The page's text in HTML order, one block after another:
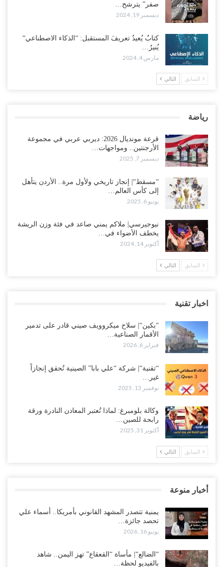
صفر” يترشح…
ديسمبر 19, 2024
كتابٌ يُعيدُ تعريفَ المستقبل: “الذكاء الاصطناعي“
يُنيرُ…
مارس 4, 2024
السابق التالي
رياضة
قرعة مونديال 2026: ديربي عربي في مجموعة
الأرجنتين.. ومواجهات…
ديسمبر 7, 2025
“مسقط“| إنجاز تاريخي ولأول مرة.. الأردن يتأهل
إلى كأس العالم…
يونيو 6, 2025
نيوجيرسي| ملاكم يمني صاعد في فئة وزن الريشة
يخطف الأضواء في…
أكتوبر 14, 2024
السابق التالي
اخبار تقنية
“بكين“| سلاح ميكروويف صيني قادر على تدمير
الأقمار الصناعية…
فبراير 6, 2026
“تقنية“| شركة “علي بابا” الصينية تُحقق إنجازاً
غير…
نوفمبر 13, 2025
وكالة بلومبرغ: لماذا تُعتبر المعادن النادرة ورقة
رابحة للصين…
أكتوبر 31, 2025
السابق التالي
أخبار منوعة
يمنية تتصدر المشهد القانوني بأمريكا.. أسماء علي
تحصد جائزة…
يونيو 16, 2026
“الضالع“| مأساة “القعقاع” تهز اليمن.. شاهد
بالفيديو لحظة…